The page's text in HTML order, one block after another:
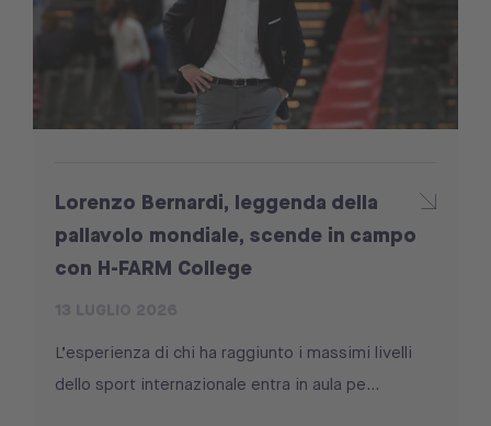
Lorenzo Bernardi, leggenda della
pallavolo mondiale, scende in campo
con H-FARM College
L’esperienza di chi ha raggiunto i massimi livelli
dello sport internazionale entra in aula pe...